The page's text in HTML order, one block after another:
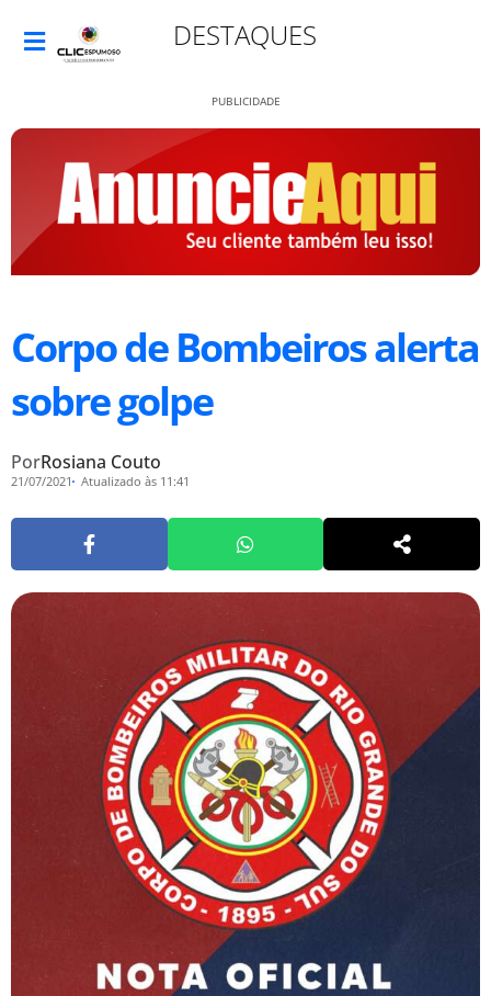
DESTAQUES
PUBLICIDADE
Corpo de Bombeiros alerta
sobre golpe
PorRosiana Couto
21/07/2021 Atualizado às 11:41